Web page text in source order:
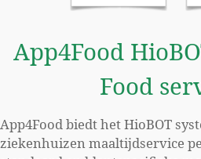
App4Food
Food
App4Food biedt het HioBOT
ziekenhuizen maaltijdservice